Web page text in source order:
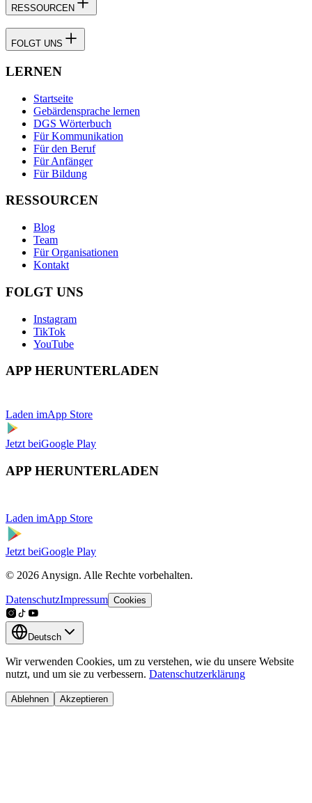
RESSOURCEN
FOLGT UNS
LERNEN
Startseite
Gebärdensprache lernen
DGS Wörterbuch
Für Kommunikation
Für den Beruf
Für Anfänger
Für Bildung
RESSOURCEN
Blog
Team
Für Organisationen
Kontakt
FOLGT UNS
Instagram
TikTok
YouTube
APP HERUNTERLADEN
Laden imApp Store
Jetzt beiGoogle Play
APP HERUNTERLADEN
Laden imApp Store
Jetzt beiGoogle Play
© 2026 Anysign. Alle Rechte vorbehalten.
DatenschutzImpressum Cookies
Deutsch
Wir verwenden Cookies, um zu verstehen, wie du unsere Website
nutzt, und um sie zu verbessern. Datenschutzerklärung
Ablehnen Akzeptieren